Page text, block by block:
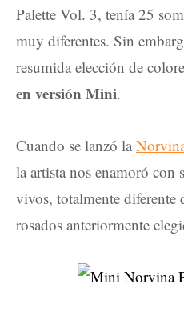
Palette Vol. 3, tenía 25
muy diferentes. Sin
resumida elección de
en versión Mini.
Cuando se lanzó la
la artista nos enamoró con
vivos, totalmente diferente
rosados anteriormente